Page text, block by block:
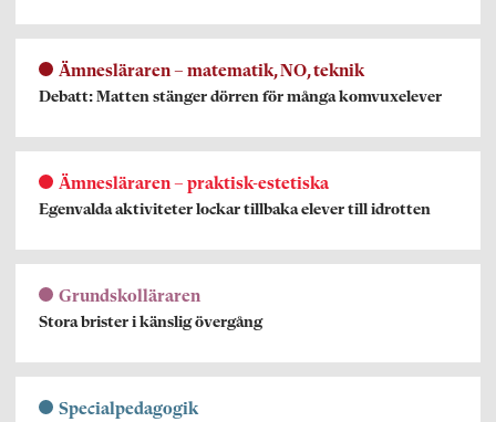
Ämnesläraren – matematik, NO, teknik
Debatt: Matten stänger dörren för många komvuxelever
Ämnesläraren – praktisk-estetiska
Egenvalda aktiviteter lockar tillbaka elever till idrotten
Grundskolläraren
Stora brister i känslig övergång
Specialpedagogik